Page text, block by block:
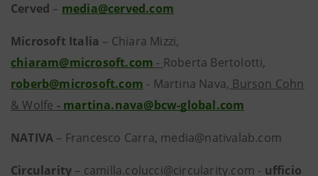
Cerved – media@cerved.com
Microsoft Italia – Chiara Mizzi,
chiaram@microsoft.com - Roberta Bertolotti,
roberb@microsoft.com - Martina Nava, Burson Cohn
& Wolfe - martina.nava@bcw-global.com
NATIVA – Francesco Carra, media@nativalab.com
Circularity – camilla.colucci@circularity.com - ufficio